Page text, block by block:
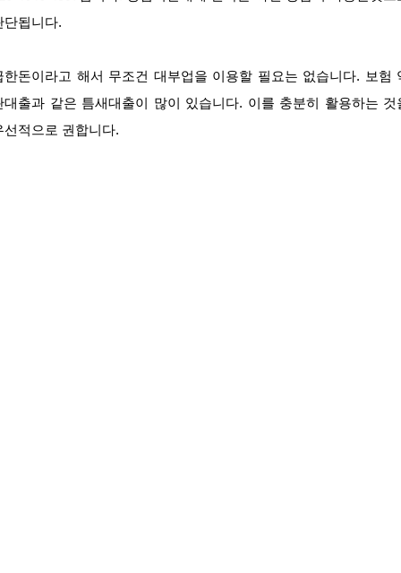
단됩니다.
한돈이라고 해서 무조건 대부업을 이용할 필요는 없습니다. 보험
대출과 같은 틈새대출이 많이 있습니다. 이를 충분히 활용하는 것
선적으로 권합니다.